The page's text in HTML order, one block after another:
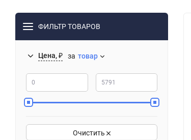
ФИЛЬТР ТОВАРОВ
Цена, ₽ за товар
Очистить